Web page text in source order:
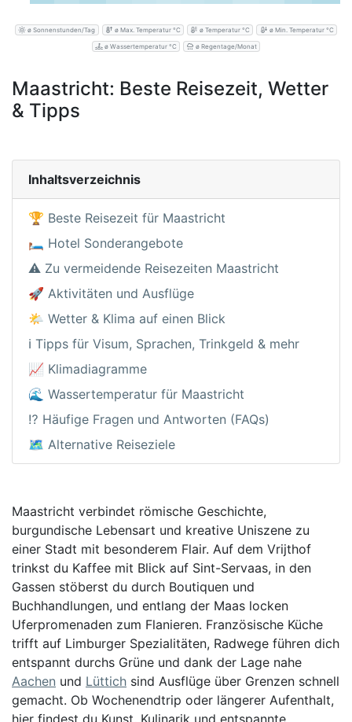
ø Sonnenstunden/Tag ø Max. Temperatur °C ø Temperatur °C ø Min. Temperatur °C
ø Wassertemperatur °C ø Regentage/Monat
Maastricht: Beste Reisezeit, Wetter
& Tipps
Inhaltsverzeichnis
🏆 Beste Reisezeit für Maastricht
🛏️ Hotel Sonderangebote
⚠️ Zu vermeidende Reisezeiten Maastricht
🚀 Aktivitäten und Ausflüge
🌤️ Wetter & Klima auf einen Blick
ℹ️ Tipps für Visum, Sprachen, Trinkgeld & mehr
📈 Klimadiagramme
🌊 Wassertemperatur für Maastricht
⁉️ Häufige Fragen und Antworten (FAQs)
🗺️ Alternative Reiseziele
Maastricht verbindet römische Geschichte,
burgundische Lebensart und kreative Uniszene zu
einer Stadt mit besonderem Flair. Auf dem Vrijthof
trinkst du Kaffee mit Blick auf Sint-Servaas, in den
Gassen stöberst du durch Boutiquen und
Buchhandlungen, und entlang der Maas locken
Uferpromenaden zum Flanieren. Französische Küche
trifft auf Limburger Spezialitäten, Radwege führen dich
entspannt durchs Grüne und dank der Lage nahe
Aachen und Lüttich sind Ausflüge über Grenzen schnell
gemacht. Ob Wochenendtrip oder längerer Aufenthalt,
hier findest du Kunst, Kulinarik und entspannte